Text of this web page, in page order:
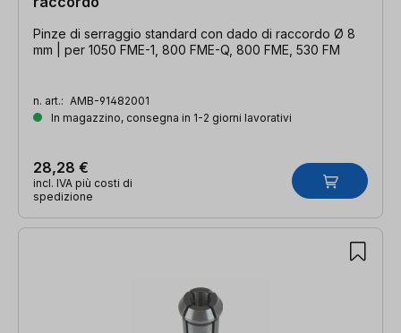
Pinze di serraggio standard con dado di raccordo Ø 8
mm | per 1050 FME-1, 800 FME-Q, 800 FME, 530 FM
n. art.: AMB-91482001
In magazzino, consegna in 1-2 giorni lavorativi
28,28 €
incl. IVA più costi di
spedizione